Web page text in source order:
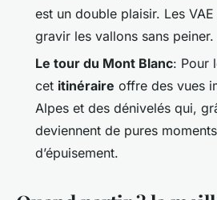
est un double plaisir. Les
gravir les vallons sans peiner.
Le tour du Mont Blanc: Pour
cet itinéraire offre des vues
Alpes et des dénivelés qui,
deviennent de pures
d’épuisement.